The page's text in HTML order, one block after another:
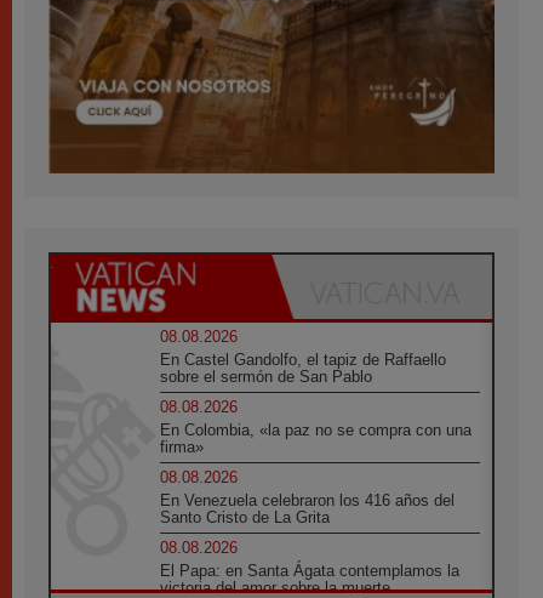
08.08.2026
En Castel Gandolfo, el tapiz de Raffaello
sobre el sermón de San Pablo
08.08.2026
En Colombia, «la paz no se compra con una
firma»
08.08.2026
En Venezuela celebraron los 416 años del
Santo Cristo de La Grita
08.08.2026
El Papa: en Santa Ágata contemplamos la
victoria del amor sobre la muerte